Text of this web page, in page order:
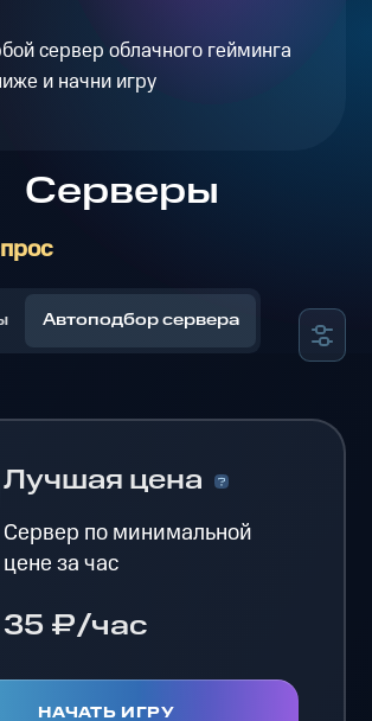
сервер облачного гейминга
и начни игру
Серверы
Автоподбор сервера
Лучшая цена
Сервер по минимальной
цене за час
35 ₽/час
НАЧАТЬ ИГРУ